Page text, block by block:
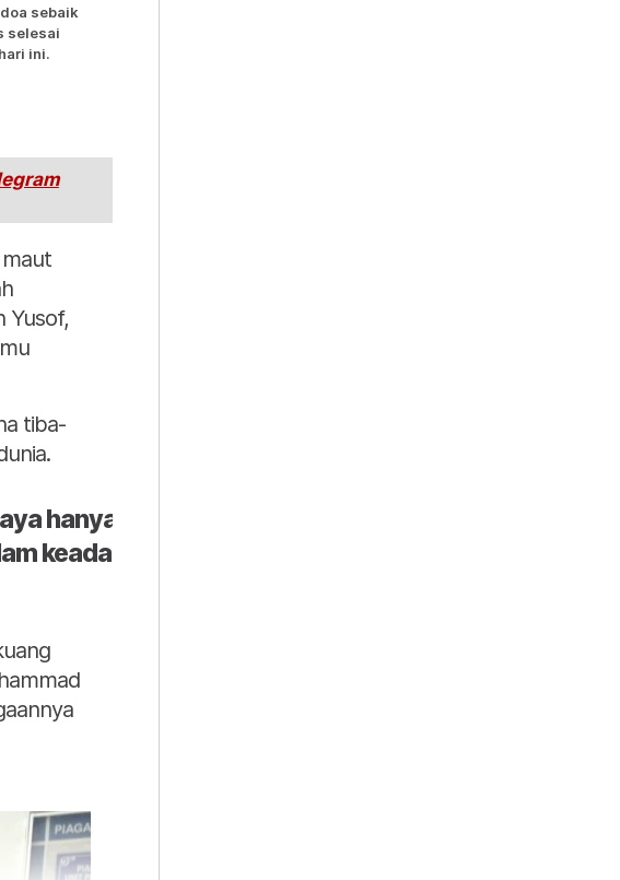
sebaik
selesai
ini.
Yusof,
tiba-
hanya mampu
keadaan begini,"